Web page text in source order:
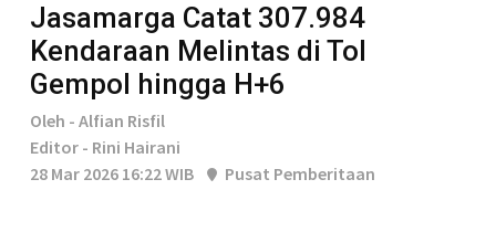
Jasamarga Catat 307.984
Kendaraan Melintas di Tol
Gempol hingga H+6
Oleh - Alfian Risfil
Editor - Rini Hairani
28 Mar 2026 16:22 WIB
Pusat Pemberitaan